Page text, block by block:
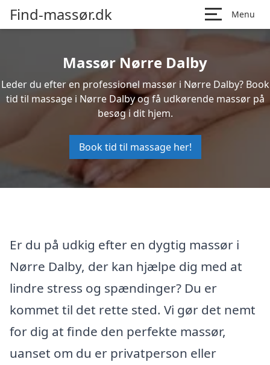
Find-massør.dk Menu
Massør Nørre Dalby
Leder du efter en professionel massør i Nørre Dalby? Book
tid til massage i Nørre Dalby og få udkørende massør på
besøg i dit hjem.
Book tid til massage her!
Er du på udkig efter en dygtig massør i
Nørre Dalby, der kan hjælpe dig med at
lindre stress og spændinger? Du er
kommet til det rette sted. Vi gør det nemt
for dig at finde den perfekte massør,
uanset om du er privatperson eller